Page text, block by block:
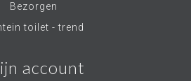
Bezorgen
toilet - trend
account